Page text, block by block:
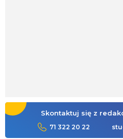
Skontaktuj się z
71 322 20 22